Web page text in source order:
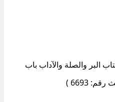
البر والصلة والآداب باب
6693 )